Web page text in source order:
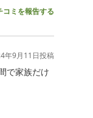
コミを報告する
年9月11日投稿
で家族だけ